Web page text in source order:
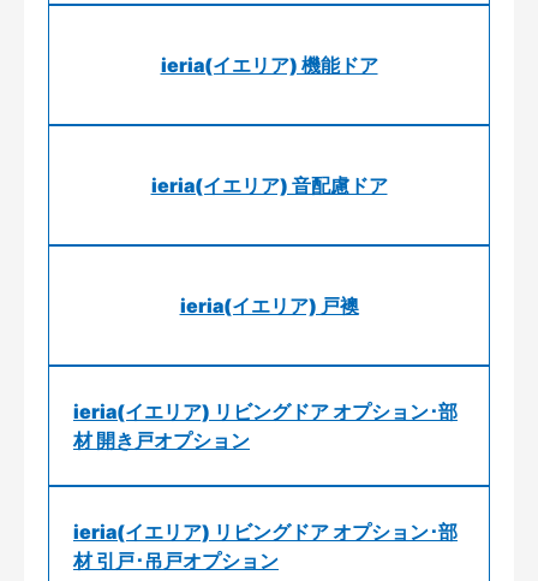
ieria(イエリア) 機能ドア
ieria(イエリア) 音配慮ドア
ieria(イエリア) 戸襖
ieria(イエリア) リビングドア オプション･部
材 開き戸オプション
ieria(イエリア) リビングドア オプション･部
材 引戸･吊戸オプション